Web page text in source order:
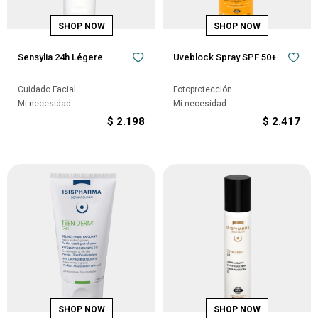
Sensylia 24h Légere
Cuidado Facial
Mi necesidad
$ 2.198
Uveblock Spray SPF 50+
Fotoprotección
Mi necesidad
$ 2.417